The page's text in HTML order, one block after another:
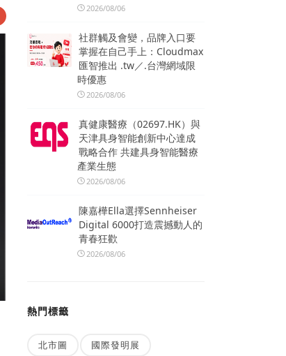
2026/08/06
社群觸及會變，品牌入口要
掌握在自己手上：Cloudmax
匯智推出 .tw／.台灣網域限
時優惠
2026/08/06
真健康醫療（02697.HK）與
天津具身智能創新中心達成
戰略合作 共建具身智能醫療
產業生態
2026/08/06
陳嘉樺Ella選擇Sennheiser
Digital 6000打造震撼動人的
青春狂歡
2026/08/06
熱門標籤
北市圖 國際發明展